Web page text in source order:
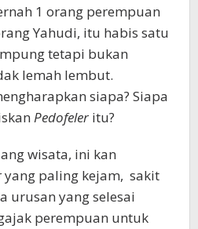
1 orang perempuan
Yahudi, itu habis satu
tetapi bukan
lemah lembut.
siapa? Siapa
Pedofeler itu?
wisata, ini kan
yang paling kejam, sakit
urusan yang selesai
perempuan untuk